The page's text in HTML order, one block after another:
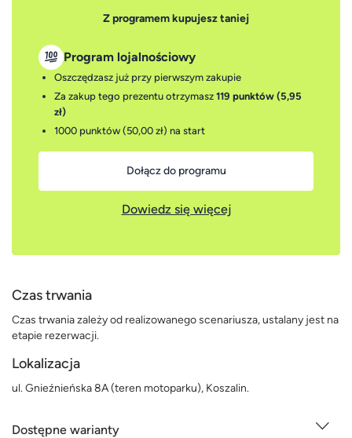
Z programem kupujesz taniej
Program lojalnościowy
Oszczędzasz już przy pierwszym zakupie
Za zakup tego prezentu otrzymasz 119 punktów (5,95
zł)
1000 punktów (50,00 zł) na start
Dołącz do programu
Dowiedz się więcej
Czas trwania
Czas trwania zależy od realizowanego scenariusza, ustalany jest na
etapie rezerwacji.
Lokalizacja
ul. Gnieźnieńska 8A (teren motoparku), Koszalin.
Dostępne warianty